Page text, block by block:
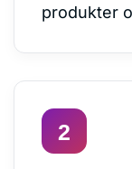
produkter